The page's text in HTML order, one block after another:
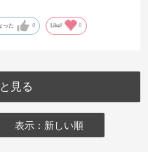
った 0 Like! 0
見る
表示：新しい順